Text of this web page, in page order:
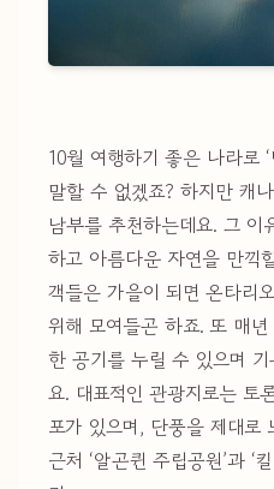
10월 여행하기 좋은 나라로
말할 수 없겠죠? 하지만 캐
남부를 추천하는데요. 그
하고 아름다운 자연을 만끽
객들은 가을이 되면 온타리
위해 모여들곤 하죠. 또 매
한 공기를 누릴 수 있으며
요. 대표적인 관광지로는 토
포가 있으며, 단풍을 제대로
근처 ‘알곤퀸 주립공원’과 ‘